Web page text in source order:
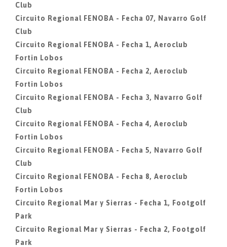
Club
Circuito Regional FENOBA - Fecha 07, Navarro Golf
Club
Circuito Regional FENOBA - Fecha 1, Aeroclub
Fortin Lobos
Circuito Regional FENOBA - Fecha 2, Aeroclub
Fortin Lobos
Circuito Regional FENOBA - Fecha 3, Navarro Golf
Club
Circuito Regional FENOBA - Fecha 4, Aeroclub
Fortin Lobos
Circuito Regional FENOBA - Fecha 5, Navarro Golf
Club
Circuito Regional FENOBA - Fecha 8, Aeroclub
Fortin Lobos
Circuito Regional Mar y Sierras - Fecha 1, Footgolf
Park
Circuito Regional Mar y Sierras - Fecha 2, Footgolf
Park